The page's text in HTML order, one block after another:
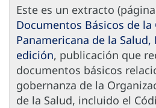
Este es un extracto
Documentos Básicos de la
Panamericana de la
edición, publicación que
documentos básicos
gobernanza de la
de la Salud, incluido el